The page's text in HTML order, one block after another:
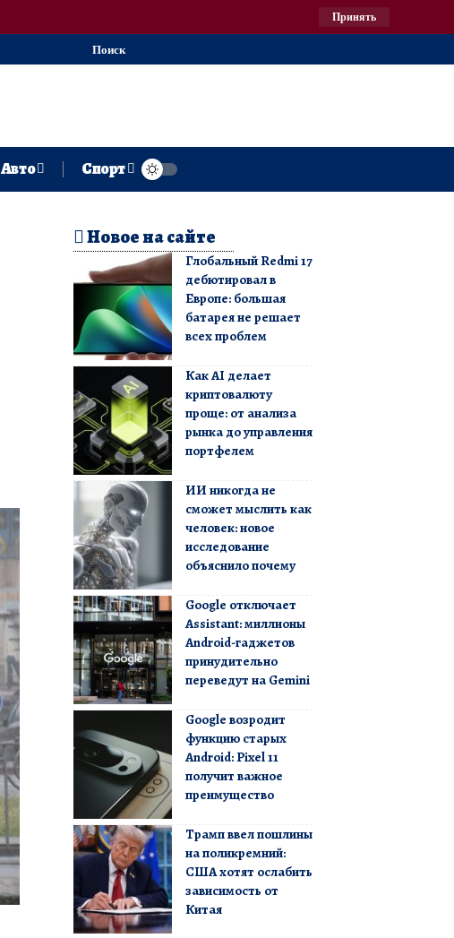
Принять
Поиск
Авто Спорт
Новое на сайте
Глобальный Redmi 17
дебютировал в
Европе: большая
батарея не решает
всех проблем
Как AI делает
криптовалюту
проще: от анализа
рынка до управления
портфелем
ИИ никогда не
сможет мыслить как
человек: новое
исследование
объяснило почему
Google отключает
Assistant: миллионы
Android-гаджетов
принудительно
переведут на Gemini
Google возродит
функцию старых
Android: Pixel 11
получит важное
преимущество
Трамп ввел пошлины
на поликремний:
США хотят ослабить
зависимость от
Китая